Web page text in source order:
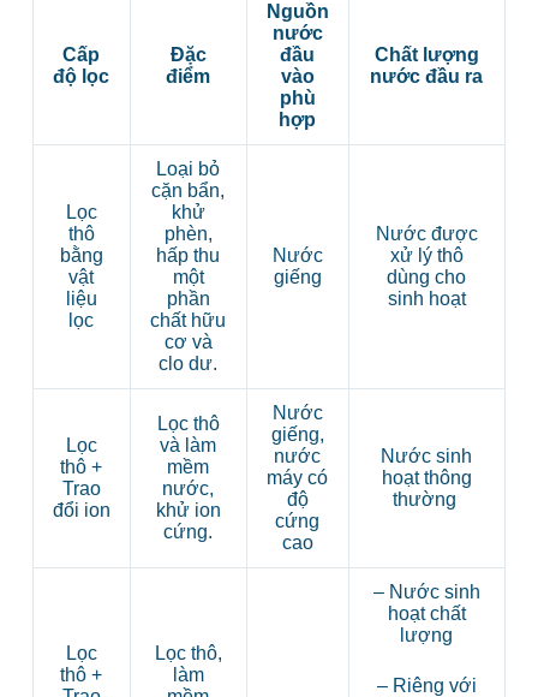
Cấp
độ lọc
Đặc
điểm
Nguồn
nước
đầu
vào
phù
hợp
Chất lượng
nước đầu ra
Lọc
thô
bằng
vật
liệu
lọc
Loại bỏ
cặn bẩn,
khử
phèn,
hấp thu
một
phần
chất hữu
cơ và
clo dư.
Nước
giếng
Nước được
xử lý thô
dùng cho
sinh hoạt
Lọc
thô +
Trao
đổi ion
Lọc thô
và làm
mềm
nước,
khử ion
cứng.
Nước
giếng,
nước
máy có
độ
cứng
cao
Nước sinh
hoạt thông
thường
Lọc
thô +
Lọc thô,
làm
– Nước sinh
hoạt chất
lượng
– Riêng với